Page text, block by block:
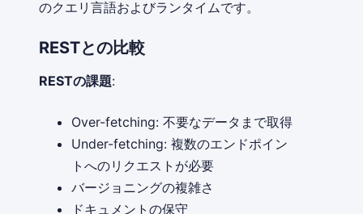
のクエリ言語およびランタイムです。
RESTとの比較
RESTの課題:
Over-fetching: 不要なデータまで取得
Under-fetching: 複数のエンドポイン
トへのリクエストが必要
バージョニングの複雑さ
ドキュメントの保守